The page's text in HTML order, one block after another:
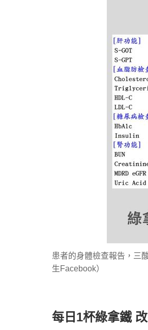
患者的身體檢查報告，三
生Facebook）
每日1杯綠拿鐵